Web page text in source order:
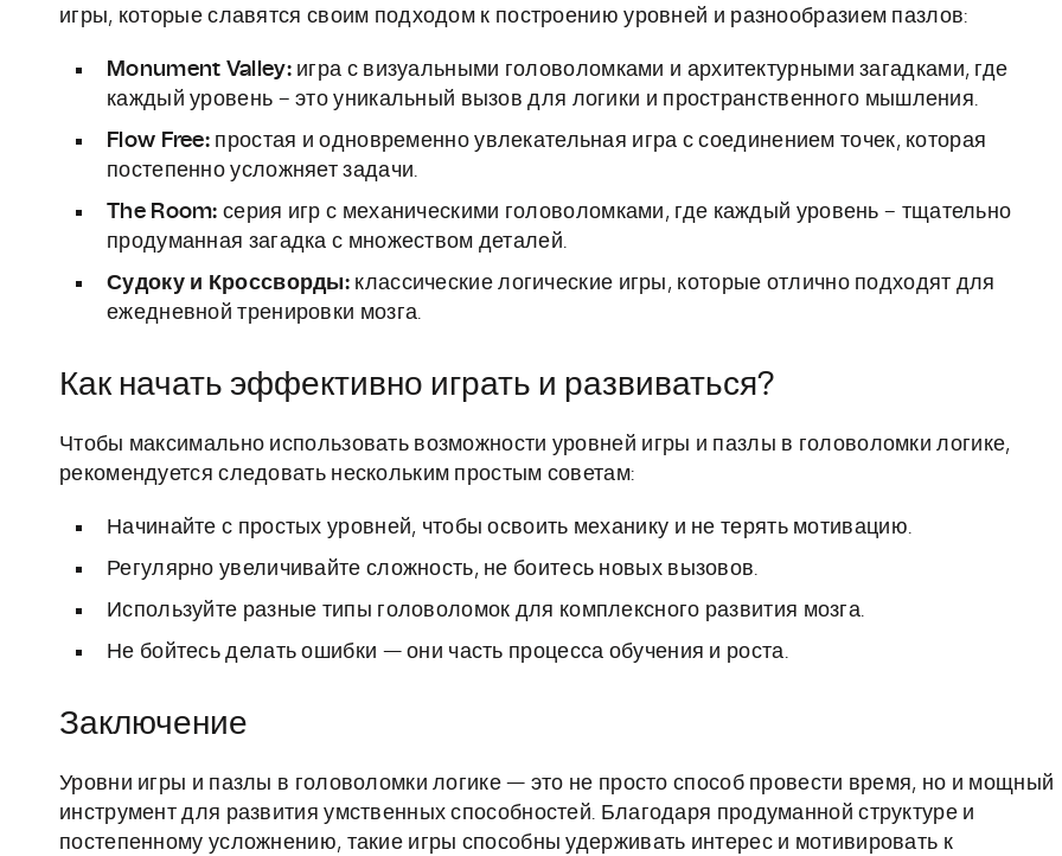
игры, которые славятся своим подходом к построению уровней и разнообразием пазлов:
Monument Valley:игра с визуальными головоломками и архитектурными загадками, где
каждый уровень – это уникальный вызов для логики и пространственного мышления.
Flow Free: простая и одновременно увлекательная игра с соединением точек, которая
постепенно усложняет задачи.
The Room: серия игр с механическими головоломками, где каждый уровень – тщательно
продуманная загадка с множеством деталей.
Судоку и Кроссворды: классические логические игры, которые отлично подходят для
ежедневной тренировки мозга.
Как начать эффективно играть и развиваться?
Чтобы максимально использовать возможности уровней игры и пазлы в головоломки логике,
рекомендуется следовать нескольким простым советам:
Начинайте с простых уровней, чтобы освоить механику и не терять мотивацию.
Регулярно увеличивайте сложность, не боитесь новых вызовов.
Используйте разные типы головоломок для комплексного развития мозга.
Не бойтесь делать ошибки — они часть процесса обучения и роста.
Заключение
Уровни игры и пазлы в головоломки логике — это не просто способ провести время, но и мощный
инструмент для развития умственных способностей. Благодаря продуманной структуре и
постепенному усложнению, такие игры способны удерживать интерес и мотивировать к